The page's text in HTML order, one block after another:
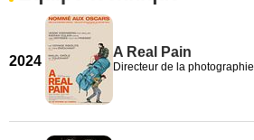
2024
A Real Pain
Directeur de la photographie